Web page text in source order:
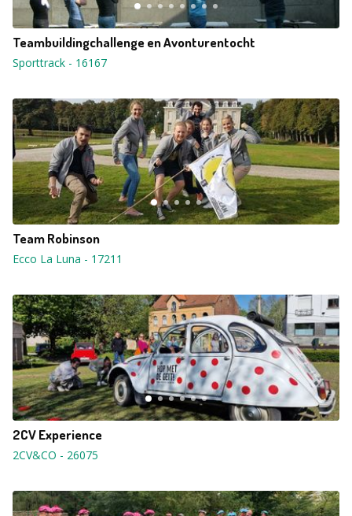
Teambuildingchallenge en Avonturentocht
Sporttrack - 16167
Team Robinson
Ecco La Luna - 17211
2CV Experience
2CV&CO - 26075